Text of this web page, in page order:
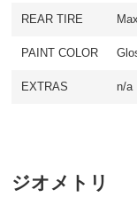
REAR TIRE
PAINT COLOR
EXTRAS n/a
ジオメトリ